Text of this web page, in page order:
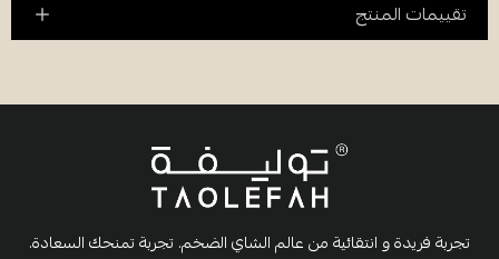
تقييمات المنتج
تجربة فريدة و انتقائية من عالم الشاي الضخم. تجربة تمنحك السعادة.